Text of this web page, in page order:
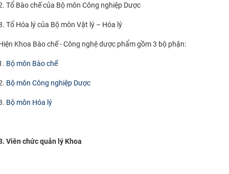
Tổ Bào chế của Bộ môn Công nghiệp Dược
Tổ Hóa lý của Bộ môn Vật lý – Hóa lý
Khoa Bào chế - Công nghệ dược phẩm gồm 3 bộ phận:
Bộ môn Bào chế
Bộ môn Công nghiệp Dược
Bộ môn Hóa lý
Viên chức quản lý Khoa